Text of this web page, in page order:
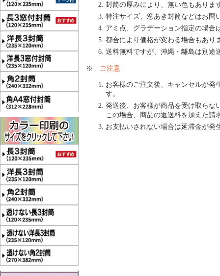
封筒の厚みにより、無い色もありま
特注サイズ、窓あき封筒などはお問
アミ点、グラデーション指定の場合
都合により価格が変わる場合もあり
送料無料ですが、沖縄・離島は別途
※ ご注意
お客様のご注文後、キャンセルが発
す。
発送後、お客様が商品を受け取らな
この場合、商品の返送料を加えた請
お支払いされない場合は延滞金が発